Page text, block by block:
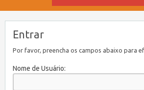
Entrar
Por favor, preencha os campos abaixo para
Nome de Usuário: